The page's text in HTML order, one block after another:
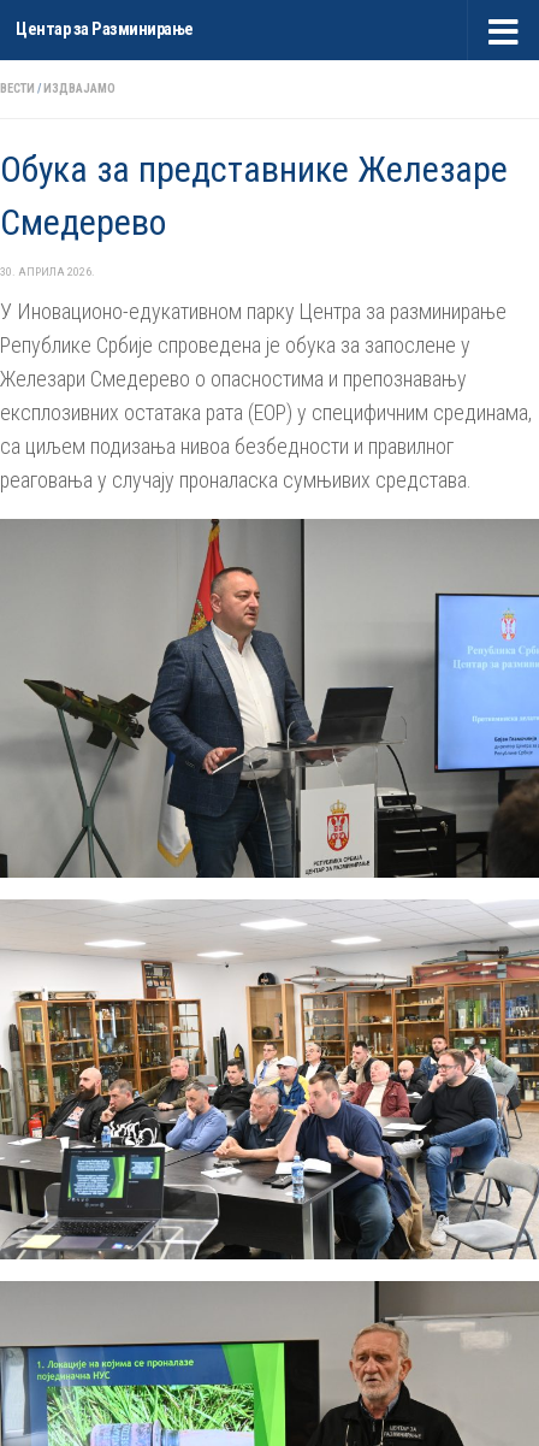
Skip to content
Центар за Разминирање
ВЕСТИ /ИЗДВАЈАМО
Обука за представнике Железаре
Смедерево
30. АПРИЛА 2026.
У Иновационо-едукативном парку Центра за разминирање
Републике Србије спроведена је обука за запослене у
Железари Смедерево о опасностима и препознавању
експлозивних остатака рата (ЕОР) у специфичним срединама,
са циљем подизања нивоа безбедности и правилног
реаговања у случају проналаска сумњивих средстава.